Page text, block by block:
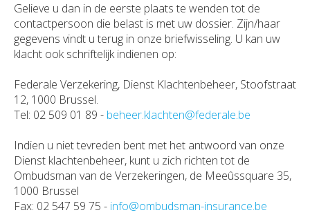
Gelieve u dan in de eerste plaats te wenden tot de
contactpersoon die belast is met uw dossier. Zijn/haar
gegevens vindt u terug in onze briefwisseling. U kan uw
klacht ook schriftelijk indienen op:
Federale Verzekering, Dienst Klachtenbeheer, Stoofstraat
12, 1000 Brussel.
Tel: 02 509 01 89 - beheer.klachten@federale.be
Indien u niet tevreden bent met het antwoord van onze
Dienst klachtenbeheer, kunt u zich richten tot de
Ombudsman van de Verzekeringen, de Meeûssquare 35,
1000 Brussel
Fax: 02 547 59 75 - info@ombudsman-insurance.be